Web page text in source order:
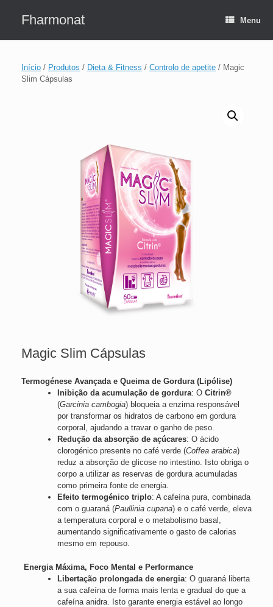
Fharmonat Menu
Início / Produtos / Dieta & Fitness / Controlo de apetite / Magic
Slim Cápsulas
Magic Slim Cápsulas
Termogénese Avançada e Queima de Gordura (Lipólise)
Inibição da acumulação de gordura: O Citrin®
(Garcinia cambogia) bloqueia a enzima responsável
por transformar os hidratos de carbono em gordura
corporal, ajudando a travar o ganho de peso.
Redução da absorção de açúcares: O ácido
clorogénico presente no café verde (Coffea arabica)
reduz a absorção de glicose no intestino. Isto obriga o
corpo a utilizar as reservas de gordura acumuladas
como primeira fonte de energia.
Efeito termogénico triplo: A cafeína pura, combinada
com o guaraná (Paullinia cupana) e o café verde, eleva
a temperatura corporal e o metabolismo basal,
aumentando significativamente o gasto de calorias
mesmo em repouso.
Energia Máxima, Foco Mental e Performance
Libertação prolongada de energia: O guaraná liberta
a sua cafeína de forma mais lenta e gradual do que a
cafeína anidra. Isto garante energia estável ao longo